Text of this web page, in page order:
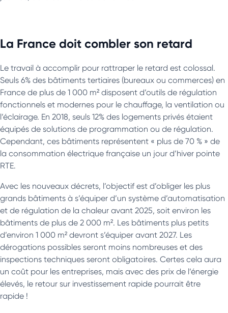
La France doit combler son retard
Le travail à accomplir pour rattraper le retard est colossal.
Seuls 6% des bâtiments tertiaires (bureaux ou commerces) en
France de plus de 1 000 m² disposent d’outils de régulation
fonctionnels et modernes pour le chauffage, la ventilation ou
l’éclairage. En 2018, seuls 12% des logements privés étaient
équipés de solutions de programmation ou de régulation.
Cependant, ces bâtiments représentent « plus de 70 % » de
la consommation électrique française un jour d’hiver pointe
RTE.
Avec les nouveaux décrets, l’objectif est d’obliger les plus
grands bâtiments à s’équiper d’un système d’automatisation
et de régulation de la chaleur avant 2025, soit environ les
bâtiments de plus de 2 000 m². Les bâtiments plus petits
d’environ 1 000 m² devront s’équiper avant 2027. Les
dérogations possibles seront moins nombreuses et des
inspections techniques seront obligatoires. Certes cela aura
un coût pour les entreprises, mais avec des prix de l’énergie
élevés, le retour sur investissement rapide pourrait être
rapide !